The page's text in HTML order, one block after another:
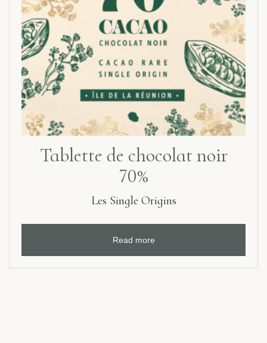
Tablette de chocolat noir
70%
Les Single Origins
Read more